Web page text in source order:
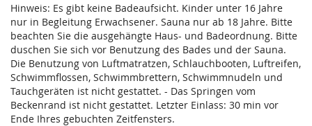
Hinweis: Es gibt keine Badeaufsicht. Kinder unter 16 Jahre
nur in Begleitung Erwachsener. Sauna nur ab 18 Jahre. Bitte
beachten Sie die ausgehängte Haus- und Badeordnung. Bitte
duschen Sie sich vor Benutzung des Bades und der Sauna.
Die Benutzung von Luftmatratzen, Schlauchbooten, Luftreifen,
Schwimmflossen, Schwimmbrettern, Schwimmnudeln und
Tauchgeräten ist nicht gestattet. - Das Springen vom
Beckenrand ist nicht gestattet. Letzter Einlass: 30 min vor
Ende Ihres gebuchten Zeitfensters.